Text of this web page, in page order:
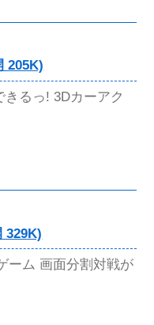
205K)
るっ! 3Dカーアク
329K)
ーム 画面分割対戦が